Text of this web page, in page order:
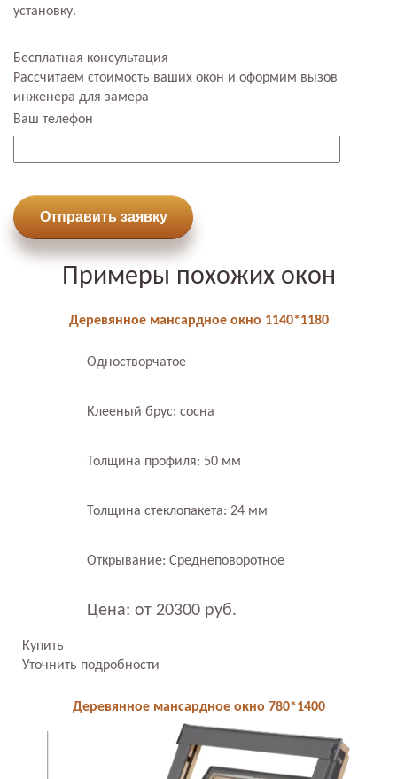
установку.
Бесплатная консультация
Рассчитаем стоимость ваших окон и оформим вызов
инженера для замера
Ваш телефон
Отправить заявку
Примеры похожих окон
Деревянное мансардное окно 1140*1180
Одностворчатое
Клееный брус: сосна
Толщина профиля: 50 мм
Толщина стеклопакета: 24 мм
Открывание: Среднеповоротное
Цена: от 20300 руб.
Купить
Уточнить подробности
Деревянное мансардное окно 780*1400